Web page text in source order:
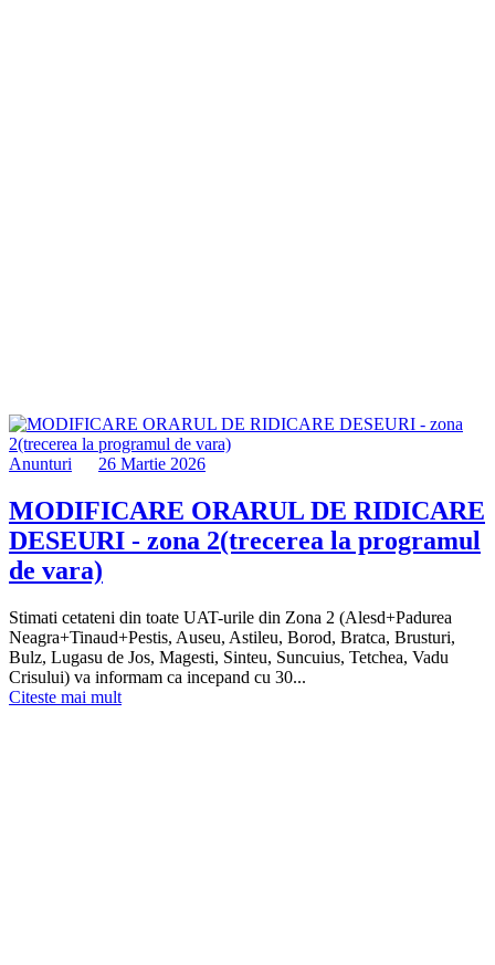
Anunturi 26 Martie 2026
MODIFICARE ORARUL DE RIDICARE
DESEURI - zona 2(trecerea la programul
de vara)
Stimati cetateni din toate UAT-urile din Zona 2 (Alesd+Padurea
Neagra+Tinaud+Pestis, Auseu, Astileu, Borod, Bratca, Brusturi,
Bulz, Lugasu de Jos, Magesti, Sinteu, Suncuius, Tetchea, Vadu
Crisului) va informam ca incepand cu 30...
Citeste mai mult